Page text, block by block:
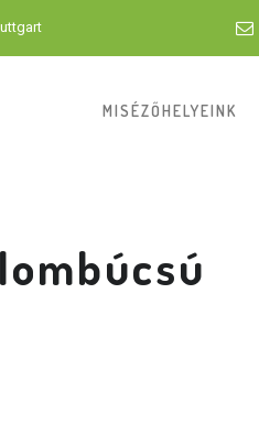
MISÉZŐHELYEINK